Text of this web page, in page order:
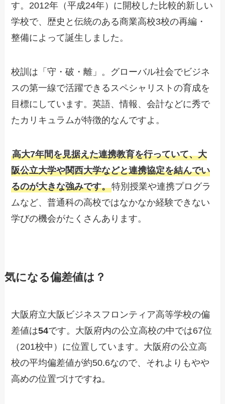
す。2012年（平成24年）に開校した比較的新しい
学校で、歴史と伝統のある商業高校3校の再編・
整備によって誕生しました。
校訓は「守・破・離」。グローバル社会でビジネ
スの第一線で活躍できるスペシャリストの育成を
目標にしています。英語、情報、会計などに秀で
たカリキュラムが特徴的なんですよ。
高大7年間を見据えた連携教育を行っていて、大
阪公立大学や関西大学などと連携協定を結んでい
るのが大きな強みです。特別授業や連携プログラ
ムなど、普通科の高校ではなかなか経験できない
学びの機会がたくさんあります。
気になる偏差値は？
大阪府立大阪ビジネスフロンティア高等学校の偏
差値は54です。大阪府内の公立高校の中では67位
（201校中）に位置しています。大阪府の公立高
校の平均偏差値が約50.6なので、それよりもやや
高めの位置づけですね。